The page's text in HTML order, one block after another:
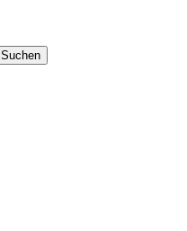
Suchen